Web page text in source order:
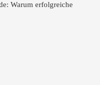
Warum erfolgreiche